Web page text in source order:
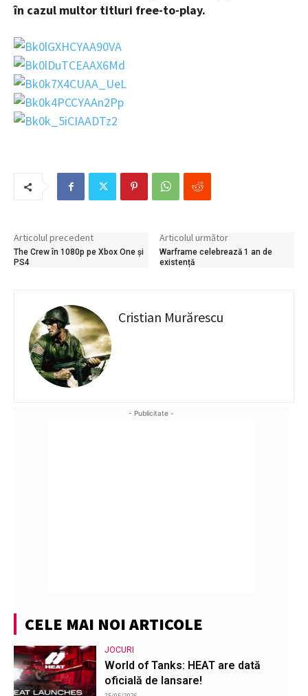
în cazul multor titluri free-to-play.
Articolul precedent
The Crew în 1080p pe Xbox One și
PS4
Articolul următor
Warframe celebrează 1 an de
existență
Cristian Murărescu
- Publicitate -
CELE MAI NOI ARTICOLE
JOCURI
World of Tanks: HEAT are dată
oficială de lansare!